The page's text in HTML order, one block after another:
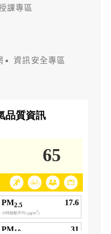
課專區
資訊安全專區